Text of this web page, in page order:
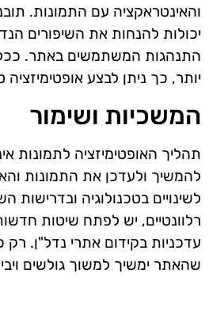
והאינטראקציה עם התמונות.
יכולות להנחות את השיפורים
התנהגות המשתמשים באתר. ככל
יותר, כך ניתן לבצע אופטימיזציה
המשכיות ושימור
תהליך האופטימיזציה לתמונות
להמשיך ולעדכן את התמונות
לשינויים בטכנולוגיה ובדרישות
רלוונטיים, יש לפתח שיטות
עדכניות בקידום אתרי נדל"ן. רק
שהאתר ימשיך למשוך גולשים